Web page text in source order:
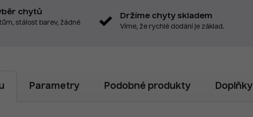
chytů
stálost barev, žádné
Držíme chyty skladem
Víme, že rychlé dodání je základ.
Parametry Podobné produkty Doplňky